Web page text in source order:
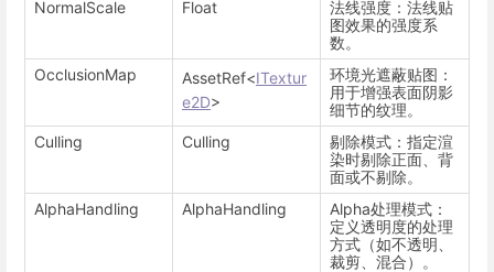
NormalScale
Float
法线强度：法线贴
图效果的强度系
数。
OcclusionMap
AssetRef<ITextur
e2D>
环境光遮蔽贴图：
用于增强表面阴影
细节的纹理。
Culling
Culling
剔除模式：指定渲
染时剔除正面、背
面或不剔除。
AlphaHandling
AlphaHandling
Alpha处理模式：
定义透明度的处理
方式（如不透明、
裁剪、混合）。